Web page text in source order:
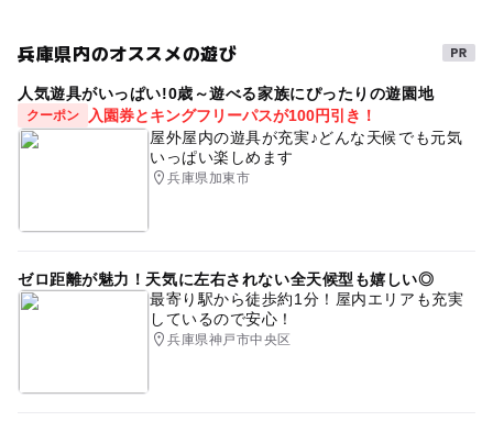
兵庫県内のオススメの遊び
人気遊具がいっぱい!0歳～遊べる家族にぴったりの遊園地
クーポン
入園券とキングフリーパスが100円引き！
屋外屋内の遊具が充実♪どんな天候でも元気
いっぱい楽しめます
兵庫県加東市
ゼロ距離が魅力！天気に左右されない全天候型も嬉しい◎
最寄り駅から徒歩約1分！屋内エリアも充実
しているので安心！
兵庫県神戸市中央区